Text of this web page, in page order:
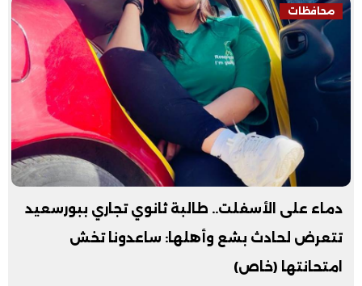
محافظات
دماء على الأسفلت.. طالبة ثانوي تجاري ببورسعيد
تتعرض لحادث بشع وأهلها: ساعدونا تخش
امتحانتها (خاص)